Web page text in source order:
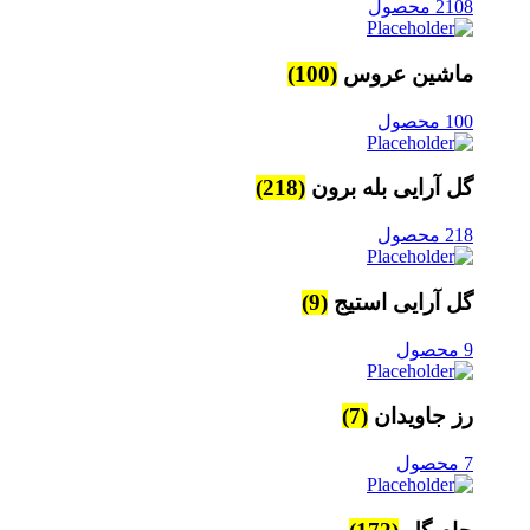
2108 محصول
ماشین عروس (100)
100 محصول
گل آرایی بله برون (218)
218 محصول
گل آرایی استیج (9)
9 محصول
رز جاویدان (7)
7 محصول